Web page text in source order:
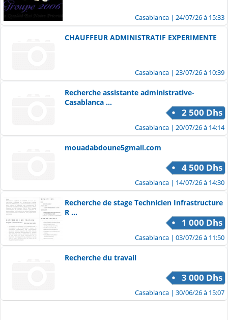
Casablanca | 24/07/26 à 15:33
CHAUFFEUR ADMINISTRATIF EXPERIMENTE
Casablanca | 23/07/26 à 10:39
Recherche assistante administrative-
Casablanca ...
2 500 Dhs
Casablanca | 20/07/26 à 14:14
mouadabdoune5gmail.com
4 500 Dhs
Casablanca | 14/07/26 à 14:30
Recherche de stage Technicien Infrastructure
R ...
1 000 Dhs
Casablanca | 03/07/26 à 11:50
Recherche du travail
3 000 Dhs
Casablanca | 30/06/26 à 15:07